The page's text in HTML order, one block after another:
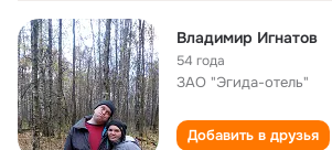
Владимир Игнатов
54 года
ЗАО "Эгида-отель"
Добавить в друзья